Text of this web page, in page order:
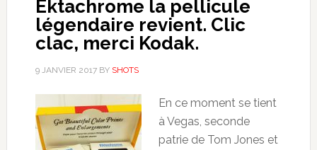
Ektachrome la pellicule
légendaire revient. Clic
clac, merci Kodak.
9 JANVIER 2017BY SHOTS
En ce moment se tient
à Vegas, seconde
patrie de Tom Jones et